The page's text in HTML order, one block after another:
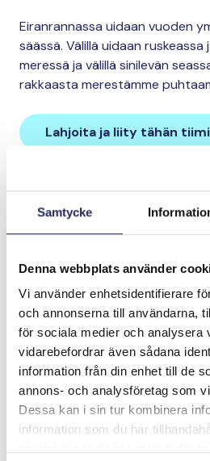
Samtycke
Denna webbplats använder
Vi använder enhetsidentifierare
och annonserna till användarna,
för sociala medier och analysera
vidarebefordrar även sådana
information från din enhet till de
annons- och analysföretag som
Dessa kan i sin tur kombinera
information som du har
Eiranrannassa uidaan vuoden
säässä. Välillä uidaan
meressä ja välillä sinilevän
rakkaasta merestämme
Lahjoita ja liity tähän